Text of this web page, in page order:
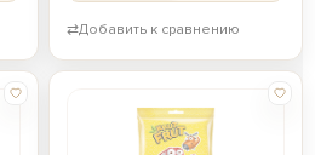
⇄Добавить к сравнению